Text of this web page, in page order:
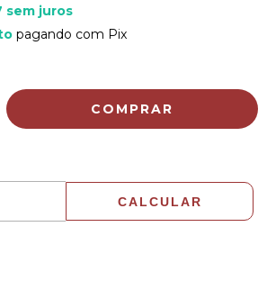
sem juros
pagando com Pix
CALCULAR